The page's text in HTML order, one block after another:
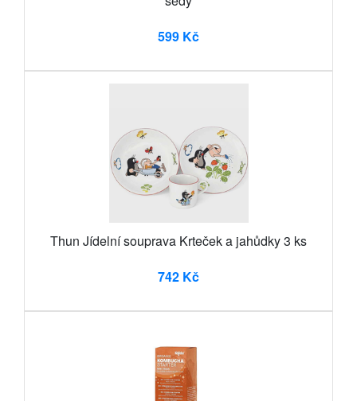
599 Kč
Thun Jídelní souprava Krteček a jahůdky 3 ks
742 Kč